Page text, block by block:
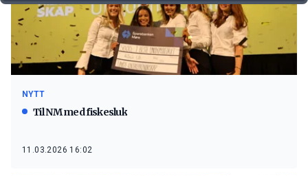
NYTT
Til NM med fiskesluk
11.03.2026 16:02